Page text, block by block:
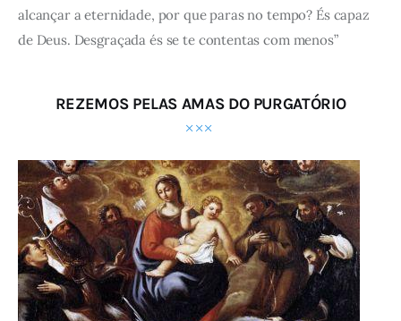
alcançar a eternidade, por que paras no tempo? És capaz
de Deus. Desgraçada és se te contentas com menos”
REZEMOS PELAS AMAS DO PURGATÓRIO